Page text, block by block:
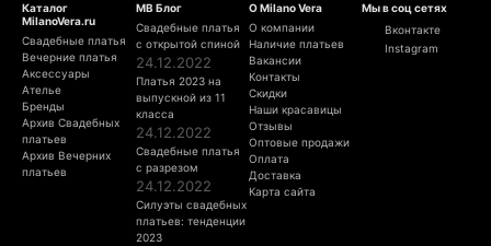
Каталог
MilanoVera.ru
Свадебные платья
Вечерние платья
Аксессуары
Ателье
Бренды
Архив Свадебных
платьев
Архив Вечерних
платьев
МВ Блог
Свадебные платья
с открытой спиной
24.12.2022
Платья 2023 на
выпускной из 11
класса
24.12.2022
Свадебные платья
с разрезом
24.12.2022
Силуэты свадебных
платьев: тенденции
2023
О Milano Vera
О компании
Наличие платьев
Вакансии
Контакты
Скидки
Наши красавицы
Отзывы
Оптовые продажи
Оплата
Доставка
Карта сайта
Мы в соц сетях
Вконтакте
Instagram